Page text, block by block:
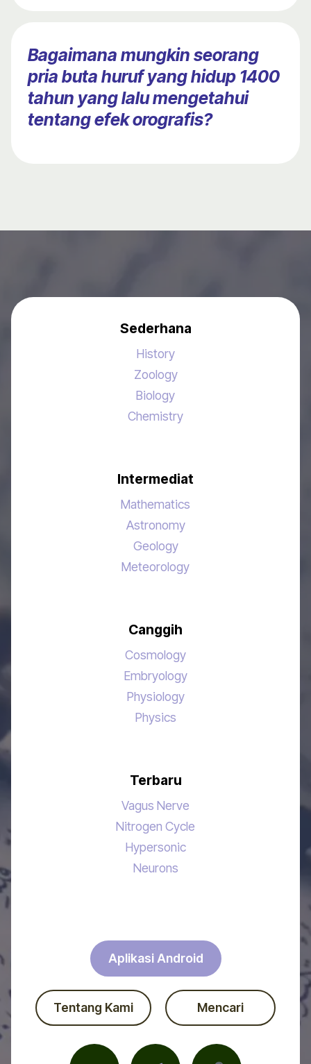
Bagaimana mungkin seorang
pria buta huruf yang hidup 1400
tahun yang lalu mengetahui
tentang efek orografis?
Sederhana
History
Zoology
Biology
Chemistry
Intermediat
Mathematics
Astronomy
Geology
Meteorology
Canggih
Cosmology
Embryology
Physiology
Physics
Terbaru
Vagus Nerve
Nitrogen Cycle
Hypersonic
Neurons
Aplikasi Android
Tentang Kami Mencari